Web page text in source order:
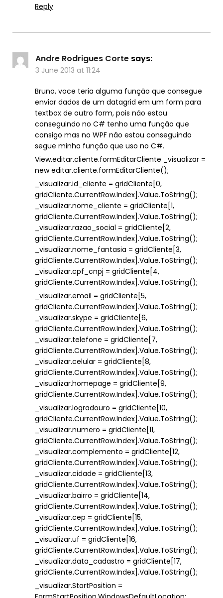
Reply
Andre Rodrigues Corte says:
3 June 2013 at 11:24
Bruno, voce teria alguma função que consegue
enviar dados de um datagrid em um form para
textbox de outro form, pois não estou
conseguindo no C# tenho uma função que
consigo mas no WPF não estou conseguindo
segue minha função que uso no C#.
View.editar.cliente.formEditarCliente _visualizar =
new editar.cliente.formEditarCliente();
_visualizar.id_cliente = gridCliente[0,
gridCliente.CurrentRow.Index].Value.ToString();
_visualizar.nome_cliente = gridCliente[1,
gridCliente.CurrentRow.Index].Value.ToString();
_visualizar.razao_social = gridCliente[2,
gridCliente.CurrentRow.Index].Value.ToString();
_visualizar.nome_fantasia = gridCliente[3,
gridCliente.CurrentRow.Index].Value.ToString();
_visualizar.cpf_cnpj = gridCliente[4,
gridCliente.CurrentRow.Index].Value.ToString();
_visualizar.email = gridCliente[5,
gridCliente.CurrentRow.Index].Value.ToString();
_visualizar.skype = gridCliente[6,
gridCliente.CurrentRow.Index].Value.ToString();
_visualizar.telefone = gridCliente[7,
gridCliente.CurrentRow.Index].Value.ToString();
_visualizar.celular = gridCliente[8,
gridCliente.CurrentRow.Index].Value.ToString();
_visualizar.homepage = gridCliente[9,
gridCliente.CurrentRow.Index].Value.ToString();
_visualizar.logradouro = gridCliente[10,
gridCliente.CurrentRow.Index].Value.ToString();
_visualizar.numero = gridCliente[11,
gridCliente.CurrentRow.Index].Value.ToString();
_visualizar.complemento = gridCliente[12,
gridCliente.CurrentRow.Index].Value.ToString();
_visualizar.cidade = gridCliente[13,
gridCliente.CurrentRow.Index].Value.ToString();
_visualizar.bairro = gridCliente[14,
gridCliente.CurrentRow.Index].Value.ToString();
_visualizar.cep = gridCliente[15,
gridCliente.CurrentRow.Index].Value.ToString();
_visualizar.uf = gridCliente[16,
gridCliente.CurrentRow.Index].Value.ToString();
_visualizar.data_cadastro = gridCliente[17,
gridCliente.CurrentRow.Index].Value.ToString();
_visualizar.StartPosition =